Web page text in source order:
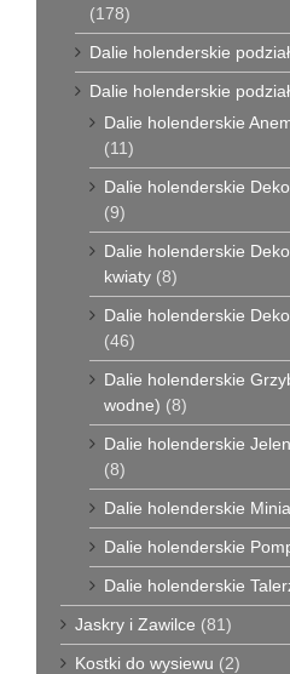
(178)
Dalie holenderskie
Dalie holenderskie
Dalie holenderskie
(11)
Dalie holenderskie
(9)
Dalie holenderskie
kwiaty (8)
Dalie holenderskie
(46)
Dalie holenderskie
wodne) (8)
Dalie holenderskie
(8)
Dalie holenderskie
Dalie holenderskie
Dalie holenderskie
Jaskry i Zawilce (81)
Kostki do wysiewu (2)